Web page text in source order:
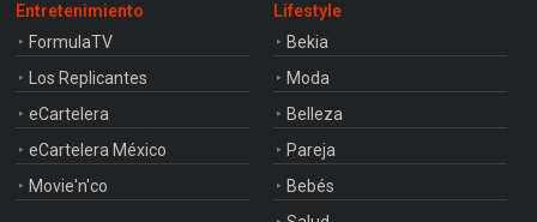
Entretenimiento
FormulaTV
Los Replicantes
eCartelera
eCartelera México
Movie'n'co
Lifestyle
Bekia
Moda
Belleza
Pareja
Bebés